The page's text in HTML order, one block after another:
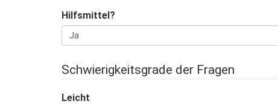
Hilfsmittel?
Schwierigkeitsgrade der Fragen
Leicht